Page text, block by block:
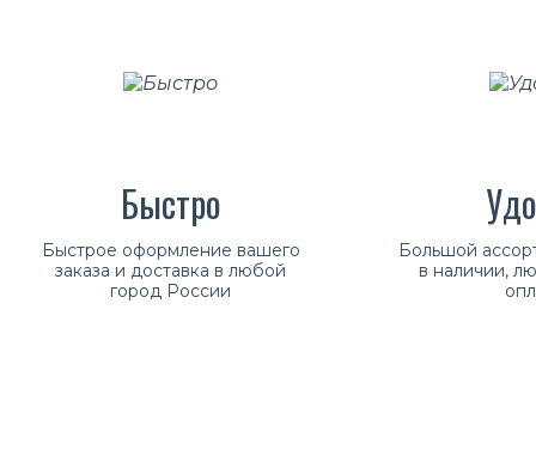
Быстро
Быстрое оформление вашего
заказа и доставка в любой
город России
Большой
в наличии,